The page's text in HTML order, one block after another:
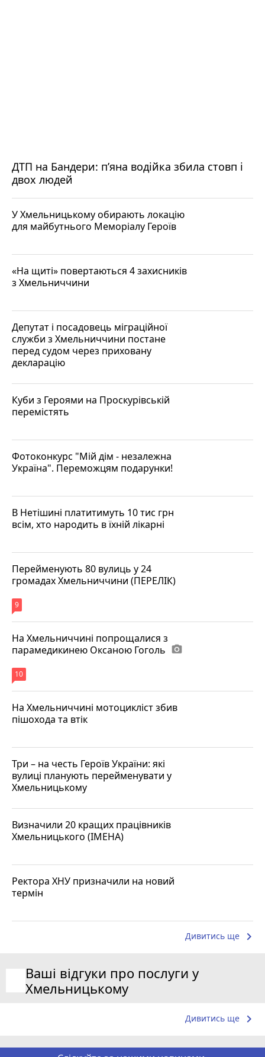
ДТП на Бандери: пʼяна водійка збила стовп і
двох людей
У Хмельницькому обирають локацію
для майбутнього Меморіалу Героїв
«На щиті» повертаються 4 захисників
з Хмельниччини
Депутат і посадовець міграційної
служби з Хмельниччини постане
перед судом через приховану
декларацію
Куби з Героями на Проскурівській
перемістять
Фотоконкурс "Мій дім - незалежна
Україна". Переможцям подарунки!
В Нетішині платитимуть 10 тис грн
всім, хто народить в їхній лікарні
Перейменують 80 вулиць у 24
громадах Хмельниччини (ПЕРЕЛІК)
9
На Хмельниччині попрощалися з
парамедикинею Оксаною Гоголь photo_camera
10
На Хмельниччині мотоцикліст збив
пішохода та втік
Три – на честь Героїв України: які
вулиці планують перейменувати у
Хмельницькому
Визначили 20 кращих працівників
Хмельницького (ІМЕНА)
Ректора ХНУ призначили на новий
термін
Дивитись ще keyboard_arrow_right
Ваші відгуки про послуги у
Хмельницькому
Дивитись ще keyboard_arrow_right